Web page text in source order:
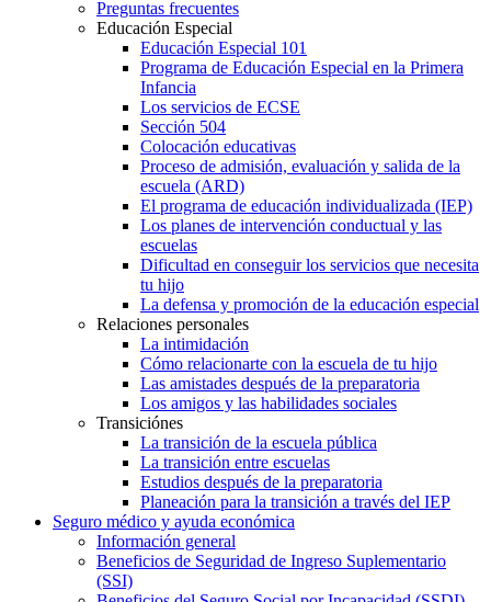
Preguntas frecuentes
Educación Especial
Educación Especial 101
Programa de Educación Especial en la Primera
Infancia
Los servicios de ECSE
Sección 504
Colocación educativas
Proceso de admisión, evaluación y salida de la
escuela (ARD)
El programa de educación individualizada (IEP)
Los planes de intervención conductual y las
escuelas
Dificultad en conseguir los servicios que necesita
tu hijo
La defensa y promoción de la educación especial
Relaciones personales
La intimidación
Cómo relacionarte con la escuela de tu hijo
Las amistades después de la preparatoria
Los amigos y las habilidades sociales
Transiciónes
La transición de la escuela pública
La transición entre escuelas
Estudios después de la preparatoria
Planeación para la transición a través del IEP
Seguro médico y ayuda económica
Información general
Beneficios de Seguridad de Ingreso Suplementario
(SSI)